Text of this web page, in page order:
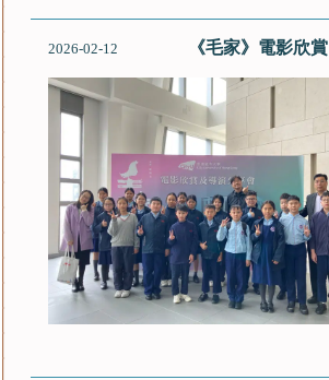
2026-02-12 《毛家》電影欣賞